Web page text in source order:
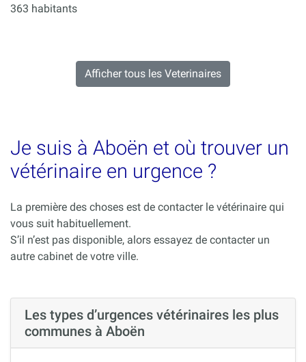
363 habitants
Afficher tous les Veterinaires
Je suis à Aboën et où trouver un
vétérinaire en urgence ?
La première des choses est de contacter le vétérinaire qui
vous suit habituellement.
S’il n’est pas disponible, alors essayez de contacter un
autre cabinet de votre ville.
Les types d’urgences vétérinaires les plus
communes à Aboën